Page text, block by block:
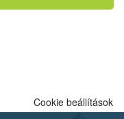
Cookie beállítások